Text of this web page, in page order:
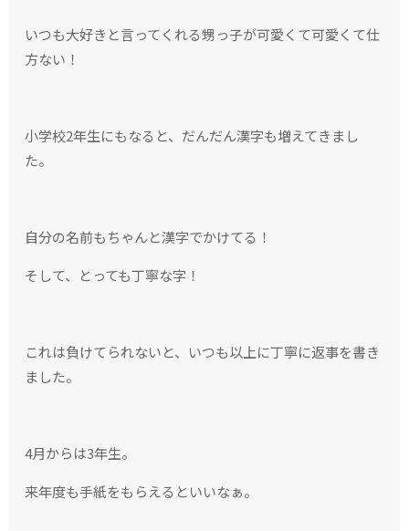
いつも大好きと言ってくれる甥っ子が可愛くて可愛くて仕
方ない！
小学校2年生にもなると、だんだん漢字も増えてきまし
た。
自分の名前もちゃんと漢字でかけてる！
そして、とっても丁寧な字！
これは負けてられないと、いつも以上に丁寧に返事を書き
ました。
4月からは3年生。
来年度も手紙をもらえるといいなぁ。